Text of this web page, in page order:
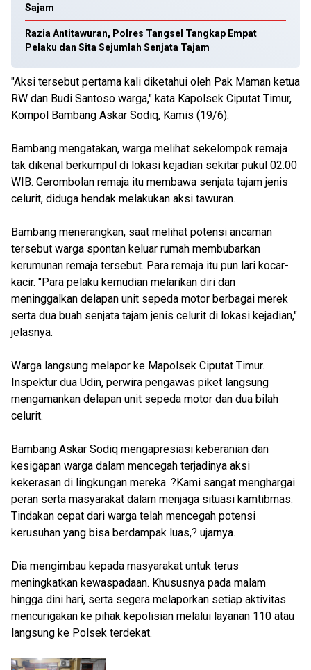
Sajam
Razia Antitawuran, Polres Tangsel Tangkap Empat
Pelaku dan Sita Sejumlah Senjata Tajam
"Aksi tersebut pertama kali diketahui oleh Pak Maman ketua
RW dan Budi Santoso warga," kata Kapolsek Ciputat Timur,
Kompol Bambang Askar Sodiq, Kamis (19/6).
Bambang mengatakan, warga melihat sekelompok remaja
tak dikenal berkumpul di lokasi kejadian sekitar pukul 02.00
WIB. Gerombolan remaja itu membawa senjata tajam jenis
celurit, diduga hendak melakukan aksi tawuran.
Bambang menerangkan, saat melihat potensi ancaman
tersebut warga spontan keluar rumah membubarkan
kerumunan remaja tersebut. Para remaja itu pun lari kocar-
kacir. "Para pelaku kemudian melarikan diri dan
meninggalkan delapan unit sepeda motor berbagai merek
serta dua buah senjata tajam jenis celurit di lokasi kejadian,"
jelasnya.
Warga langsung melapor ke Mapolsek Ciputat Timur.
Inspektur dua Udin, perwira pengawas piket langsung
mengamankan delapan unit sepeda motor dan dua bilah
celurit.
Bambang Askar Sodiq mengapresiasi keberanian dan
kesigapan warga dalam mencegah terjadinya aksi
kekerasan di lingkungan mereka. ?Kami sangat menghargai
peran serta masyarakat dalam menjaga situasi kamtibmas.
Tindakan cepat dari warga telah mencegah potensi
kerusuhan yang bisa berdampak luas,? ujarnya.
Dia mengimbau kepada masyarakat untuk terus
meningkatkan kewaspadaan. Khususnya pada malam
hingga dini hari, serta segera melaporkan setiap aktivitas
mencurigakan ke pihak kepolisian melalui layanan 110 atau
langsung ke Polsek terdekat.